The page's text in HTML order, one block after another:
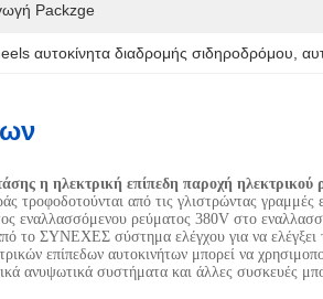
Packzge
αυτοκίνητα διαδρομής σιδηροδρόμου
η ηλεκτρική επίπεδη παροχή ηλεκτρικού
τροφοδοτούνται από τις γλιστρώντας
εναλλασσόμενου ρεύματος 380V στο
το ΣΥΝΕΧΕΣ σύστημα ελέγχου για να ελέγξει
επίπεδων αυτοκινήτων μπορεί να
ανυψωτικά συστήματα και άλλες συσκευές